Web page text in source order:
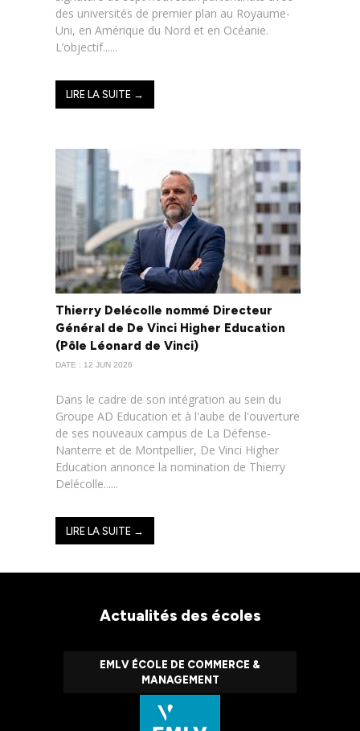
des universités de premier plan au Royaume-
Uni, en Amérique du Nord et en Océanie.
L’objectif......
LIRE LA SUITE →
Thierry Delécolle nommé Directeur
Général de De Vinci Higher Education
(Pôle Léonard de Vinci)
DATE : 12 JUN 2026
Dans le cadre de son intégration au sein du
Groupe AD Education et à l'aube de l'ouverture
de ses nouveaux campus de La Défense-
Nanterre et de Montpellier, De Vinci Higher
Education annonce la nomination de Thierry
Delécolle......
LIRE LA SUITE →
Actualités des écoles
EMLV ÉCOLE DE COMMERCE &
MANAGEMENT